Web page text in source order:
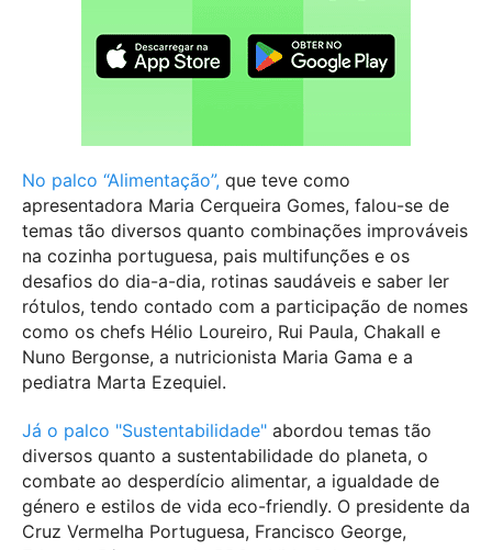
No palco “Alimentação”, que teve como
apresentadora Maria Cerqueira Gomes, falou-se de
temas tão diversos quanto combinações improváveis
na cozinha portuguesa, pais multifunções e os
desafios do dia-a-dia, rotinas saudáveis e saber ler
rótulos, tendo contado com a participação de nomes
como os chefs Hélio Loureiro, Rui Paula, Chakall e
Nuno Bergonse, a nutricionista Maria Gama e a
pediatra Marta Ezequiel.
Já o palco "Sustentabilidade" abordou temas tão
diversos quanto a sustentabilidade do planeta, o
combate ao desperdício alimentar, a igualdade de
género e estilos de vida eco-friendly. O presidente da
Cruz Vermelha Portuguesa, Francisco George,